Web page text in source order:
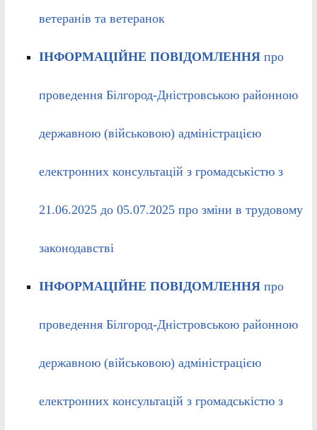
ветеранів та ветеранок
ІНФОРМАЦІЙНЕ ПОВІДОМЛЕННЯпро
проведення Білгород-Дністровською районною
державною (військовою) адміністрацією
електронних консультацій з громадськістю з
21.06.2025 до 05.07.2025 про зміни в трудовому
законодавстві
ІНФОРМАЦІЙНЕ ПОВІДОМЛЕННЯпро
проведення Білгород-Дністровською районною
державною (військовою) адміністрацією
електронних консультацій з громадськістю з